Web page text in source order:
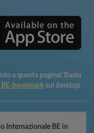
a questa pagina! Basta
BE-bookmark sul desktop
Internazionale BE in